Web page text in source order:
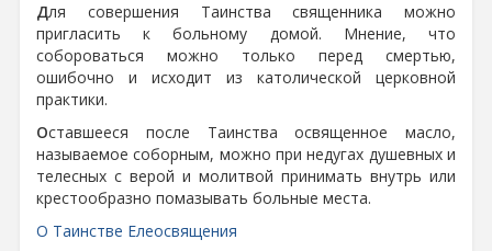
Для совершения Таинства священника можно
пригласить к больному домой. Мнение, что
собороваться можно только перед смертью,
ошибочно и исходит из католической церковной
практики.
Оставшееся после Таинства освященное масло,
называемое соборным, можно при недугах душевных и
телесных с верой и молитвой принимать внутрь или
крестообразно помазывать больные места.
О Таинстве Елеосвящения